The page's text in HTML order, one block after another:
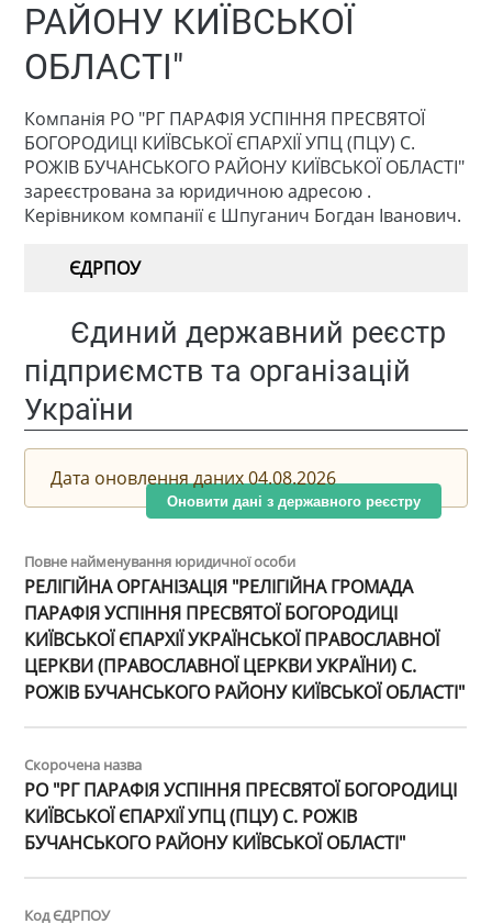
РАЙОНУ КИЇВСЬКОЇ
ОБЛАСТІ"
Компанія РО "РГ ПАРАФІЯ УСПІННЯ ПРЕСВЯТОЇ
БОГОРОДИЦІ КИЇВСЬКОЇ ЄПАРХІЇ УПЦ (ПЦУ) С.
РОЖІВ БУЧАНСЬКОГО РАЙОНУ КИЇВСЬКОЇ ОБЛАСТІ"
зареєстрована за юридичною адресою .
Керівником компанії є Шпуганич Богдан Іванович.
ЄДРПОУ
Єдиний державний реєстр
підприємств та організацій
України
Дата оновлення даних 04.08.2026
Оновити дані з державного реєстру
Повне найменування юридичної особи
РЕЛІГІЙНА ОРГАНІЗАЦІЯ "РЕЛІГІЙНА ГРОМАДА
ПАРАФІЯ УСПІННЯ ПРЕСВЯТОЇ БОГОРОДИЦІ
КИЇВСЬКОЇ ЄПАРХІЇ УКРАЇНСЬКОЇ ПРАВОСЛАВНОЇ
ЦЕРКВИ (ПРАВОСЛАВНОЇ ЦЕРКВИ УКРАЇНИ) С.
РОЖІВ БУЧАНСЬКОГО РАЙОНУ КИЇВСЬКОЇ ОБЛАСТІ"
Скорочена назва
РО "РГ ПАРАФІЯ УСПІННЯ ПРЕСВЯТОЇ БОГОРОДИЦІ
КИЇВСЬКОЇ ЄПАРХІЇ УПЦ (ПЦУ) С. РОЖІВ
БУЧАНСЬКОГО РАЙОНУ КИЇВСЬКОЇ ОБЛАСТІ"
Код ЄДРПОУ